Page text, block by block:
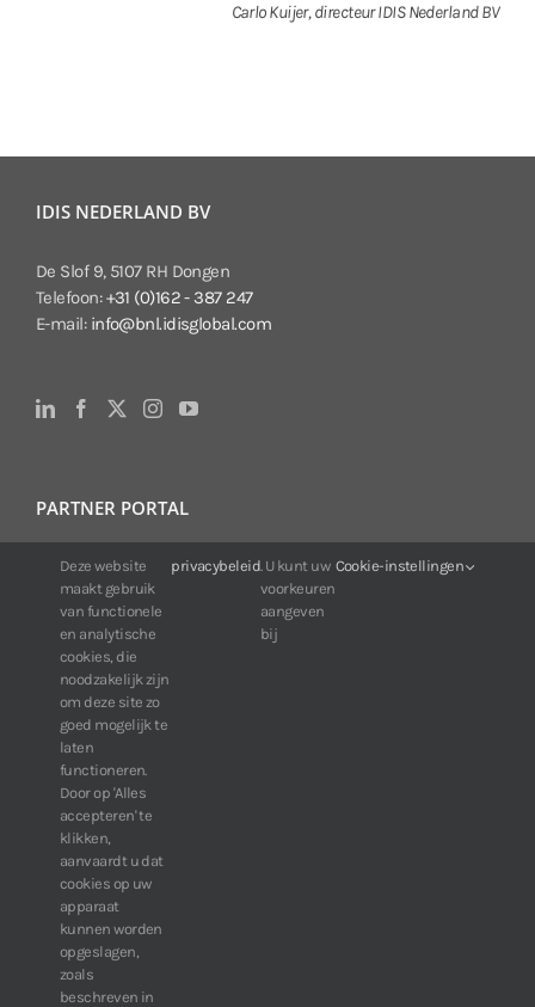
Carlo Kuijer, directeur IDIS Nederland BV
IDIS NEDERLAND BV
De Slof 9, 5107 RH Dongen
Telefoon:+31 (0)162 - 387 247
E-mail: info@bnl.idisglobal.com
PARTNER PORTAL
Voor klanten van IDIS:
24/7 beschikbaarheid, altijd en overal.
Web:https://portal.idisglobal.solutions
TOP DOWNLOADS
Software IDIS Center V7.1.0
160.74 MB
Software IDIS Discovery V4.8.1
13.87 MB
» Bekijk meer downloads
Deze website
maakt gebruik
van functionele
en analytische
cookies, die
noodzakelijk zijn
om deze site zo
goed mogelijk te
laten
functioneren.
Door op 'Alles
accepteren' te
klikken,
aanvaardt u dat
cookies op uw
apparaat
kunnen worden
opgeslagen,
zoals
beschreven in
privacybeleid. U kunt uw
voorkeuren
aangeven
bij
Cookie-instellingen